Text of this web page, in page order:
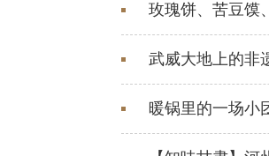
玫瑰饼、苦豆
武威大地上的非
暖锅里的一场小